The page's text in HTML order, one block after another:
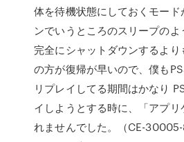
体を待機状態にしておくモード
ンでいうところのスリープのよ
完全にシャットダウンするより
の方が復帰が早いので、僕も
リプレイしてる期間はかなり
イしようとする時に、「アプリ
れませんでした。（CE-